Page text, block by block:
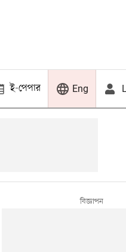
ই-পেপার Eng